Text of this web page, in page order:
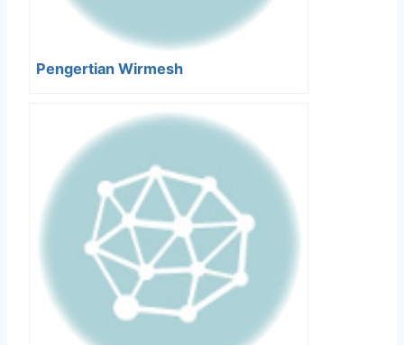
Pengertian Wirmesh